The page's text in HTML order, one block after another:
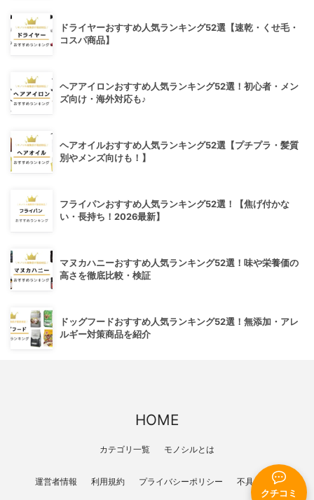
クチコミ
ドライヤーおすすめ人気ランキング52選【速乾・くせ毛・
コスパ商品】
ヘアアイロンおすすめ人気ランキング52選！初心者・メン
ズ向け・海外対応も♪
ヘアオイルおすすめ人気ランキング52選【プチプラ・髪質
別やメンズ向けも！】
フライパンおすすめ人気ランキング52選！【焦げ付かな
い・長持ち！2026最新】
マヌカハニーおすすめ人気ランキング52選！味や栄養価の
高さを徹底比較・検証
ドッグフードおすすめ人気ランキング52選！無添加・アレ
ルギー対策商品を紹介
HOME
カテゴリ一覧 モノシルとは
運営者情報 利用規約 プライバシーポリシー 不具合報告